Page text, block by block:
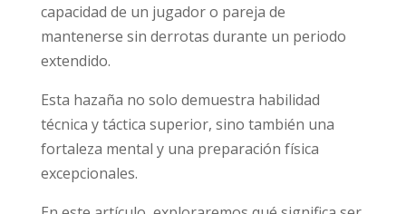
capacidad de un jugador o pareja de
mantenerse sin derrotas durante un periodo
extendido.
Esta hazaña no solo demuestra habilidad
técnica y táctica superior, sino también una
fortaleza mental y una preparación física
excepcionales.